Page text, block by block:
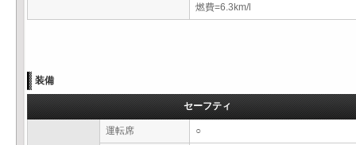
燃費=6.3km/l
装備
セーフティ
運転席 ○